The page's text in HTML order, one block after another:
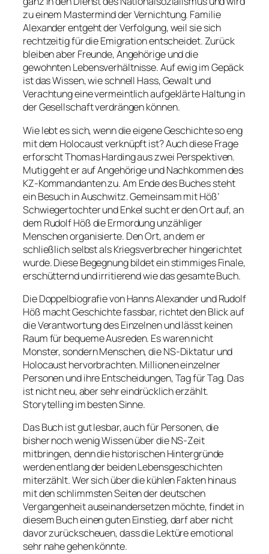
zu einem Mastermind der Vernichtung. Familie
Alexander entgeht der Verfolgung, weil sie sich
rechtzeitig für die Emigration entscheidet. Zurück
bleiben aber Freunde, Angehörige und die
gewohnten Lebensverhältnisse. Auf ewig im Gepäck
ist das Wissen, wie schnell Hass, Gewalt und
Verachtung eine vermeintlich aufgeklärte Haltung in
der Gesellschaft verdrängen können.
Wie lebt es sich, wenn die eigene Geschichte so eng
mit dem Holocaust verknüpft ist? Auch diese Frage
erforscht Thomas Harding aus zwei Perspektiven.
Mutig geht er auf Angehörige und Nachkommen des
KZ-Kommandanten zu. Am Ende des Buches steht
ein Besuch in Auschwitz. Gemeinsam mit Höß’
Schwiegertochter und Enkel sucht er den Ort auf, an
dem Rudolf Höß die Ermordung unzähliger
Menschen organisierte. Den Ort, an dem er
schließlich selbst als Kriegsverbrecher hingerichtet
wurde. Diese Begegnung bildet ein stimmiges Finale,
erschütternd und irritierend wie das gesamte Buch.
Die Doppelbiografie von Hanns Alexander und Rudolf
Höß macht Geschichte fassbar, richtet den Blick auf
die Verantwortung des Einzelnen und lässt keinen
Raum für bequeme Ausreden. Es waren nicht
Monster, sondern Menschen, die NS-Diktatur und
Holocaust hervorbrachten. Millionen einzelner
Personen und ihre Entscheidungen, Tag für Tag. Das
ist nicht neu, aber sehr eindrücklich erzählt.
Storytelling im besten Sinne.
Das Buch ist gut lesbar, auch für Personen, die
bisher noch wenig Wissen über die NS-Zeit
mitbringen, denn die historischen Hintergründe
werden entlang der beiden Lebensgeschichten
miterzählt. Wer sich über die kühlen Fakten hinaus
mit den schlimmsten Seiten der deutschen
Vergangenheit auseinandersetzen möchte, findet in
diesem Buch einen guten Einstieg, darf aber nicht
davor zurückscheuen, dass die Lektüre emotional
sehr nahe gehen könnte.